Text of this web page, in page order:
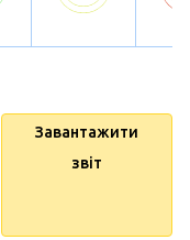
Завантажити
звіт